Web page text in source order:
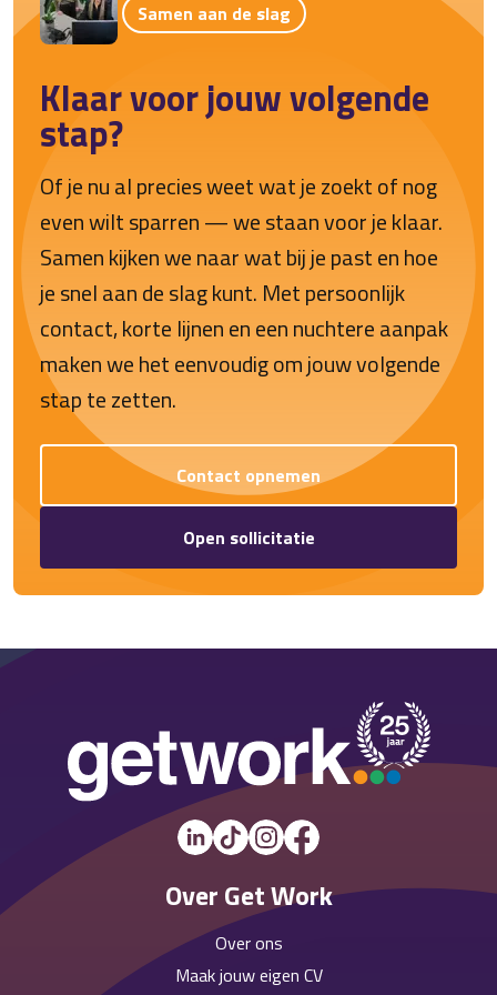
Samen aan de slag
Klaar voor jouw volgende
stap?
Of je nu al precies weet wat je zoekt of nog
even wilt sparren — we staan voor je klaar.
Samen kijken we naar wat bij je past en hoe
je snel aan de slag kunt. Met persoonlijk
contact, korte lijnen en een nuchtere aanpak
maken we het eenvoudig om jouw volgende
stap te zetten.
Contact opnemen
Open sollicitatie
Over Get Work
Over ons
Maak jouw eigen CV